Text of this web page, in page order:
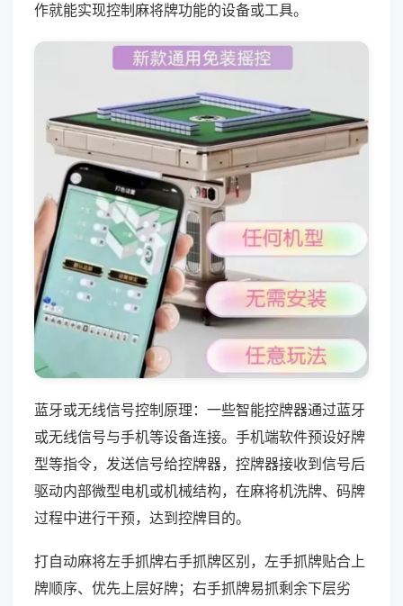
作就能实现控制麻将牌功能的设备或工具。
蓝牙或无线信号控制原理：一些智能控牌器通过蓝牙
或无线信号与手机等设备连接。手机端软件预设好牌
型等指令，发送信号给控牌器，控牌器接收到信号后
驱动内部微型电机或机械结构，在麻将机洗牌、码牌
过程中进行干预，达到控牌目的。
打自动麻将左手抓牌右手抓牌区别，左手抓牌贴合上
牌顺序、优先上层好牌；右手抓牌易抓剩余下层劣